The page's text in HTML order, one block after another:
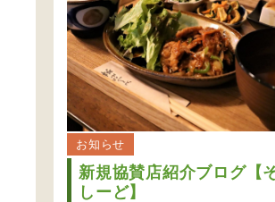
お知らせ
新規協賛店紹介ブログ【
しーど】